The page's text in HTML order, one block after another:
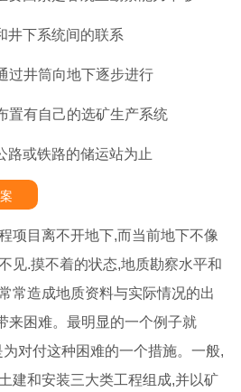
井下系统间的联系
过井筒向地下逐步进行
置有自己的选矿生产系统
路或铁路的储运站为止
项目离不开地下,而当前地下不像
见.摸不着的状态,地质勘察水平和
常造成地质资料与实际情况的出
来困难。最明显的一个例子就
为对付这种困难的一个措施。一般,
建和安装三大类工程组成,并以矿